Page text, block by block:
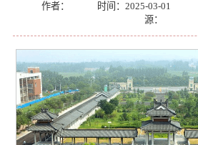
作者： 时间：2025-03-01
源：